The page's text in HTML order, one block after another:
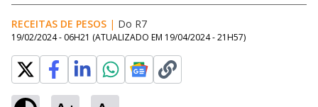
RECEITAS DE PESOS | Do R7
19/02/2024 - 06H21 (ATUALIZADO EM 19/04/2024 - 21H57)